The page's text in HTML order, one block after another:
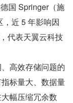
国 Springer（施
近 5 年影响因
代表天翼云科技
高效存储问题的
标量大、数据量
幅压缩冗余数